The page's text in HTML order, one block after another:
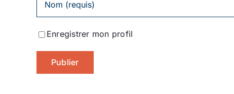
Enregistrer mon profil